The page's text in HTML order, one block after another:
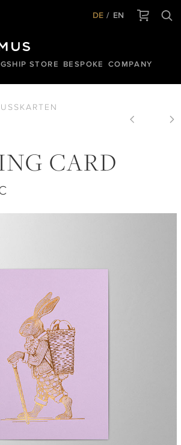
DE EN
STORE BESPOKE
COMPANY
CARD